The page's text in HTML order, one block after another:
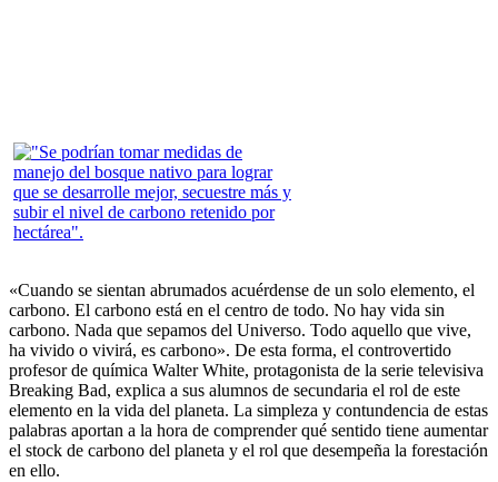
«Cuando se sientan abrumados acuérdense de un solo elemento, el
carbono. El carbono está en el centro de todo. No hay vida sin
carbono. Nada que sepamos del Universo. Todo aquello que vive,
ha vivido o vivirá, es carbono». De esta forma, el controvertido
profesor de química Walter White, protagonista de la serie televisiva
Breaking Bad, explica a sus alumnos de secundaria el rol de este
elemento en la vida del planeta. La simpleza y contundencia de estas
palabras aportan a la hora de comprender qué sentido tiene aumentar
el stock de carbono del planeta y el rol que desempeña la forestación
en ello.